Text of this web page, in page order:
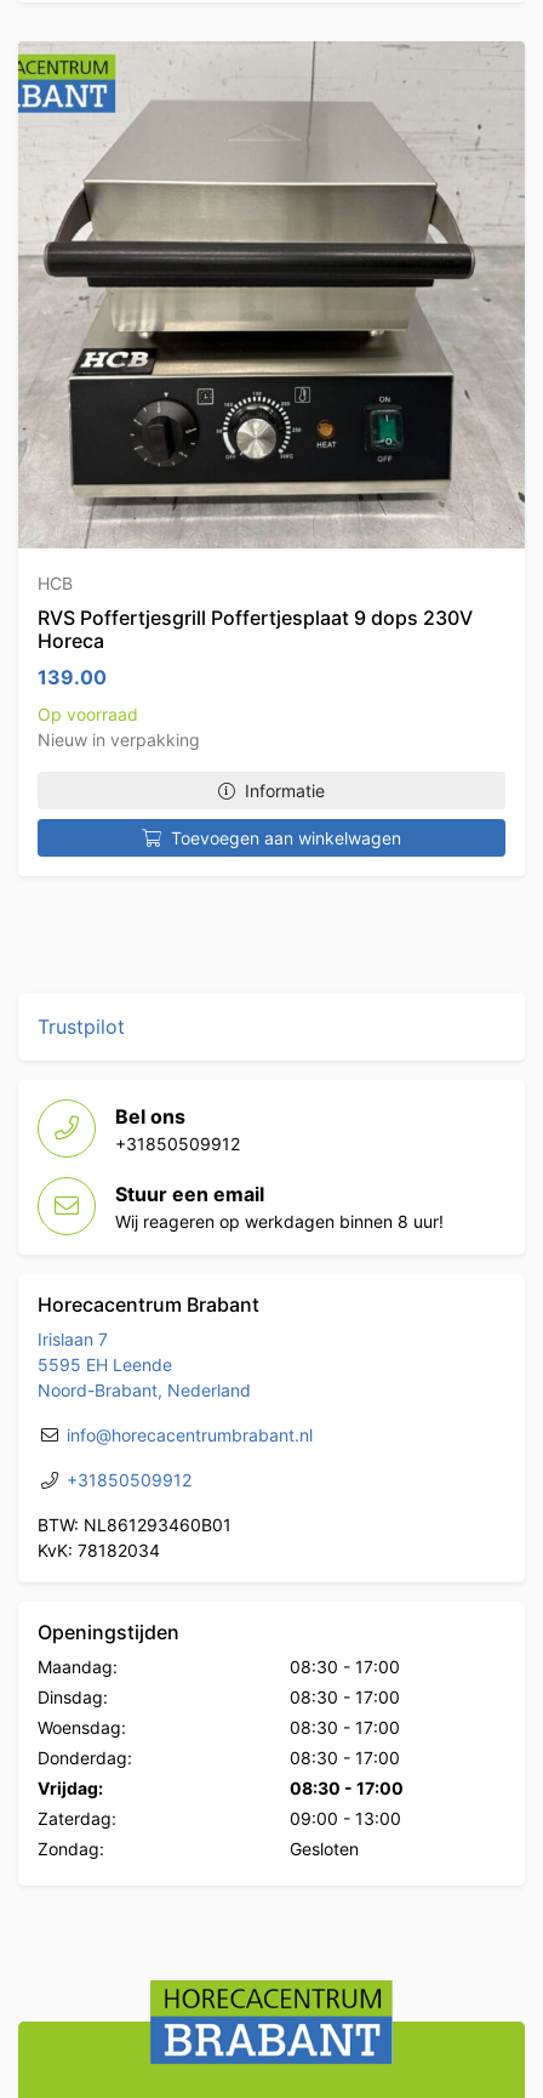
HCB
RVS Poffertjesgrill Poffertjesplaat 9 dops 230V
Horeca
139.00
Op voorraad
Nieuw in verpakking
Informatie
Toevoegen aan winkelwagen
Trustpilot
Bel ons
+31850509912
Stuur een email
Wij reageren op werkdagen binnen 8 uur!
Horecacentrum Brabant
Irislaan 7
5595 EH Leende
Noord-Brabant, Nederland
info@horecacentrumbrabant.nl
+31850509912
BTW: NL861293460B01
KvK: 78182034
Openingstijden
Maandag: 08:30 - 17:00
Dinsdag:
08:30 - 17:00
Woensdag:
08:30 - 17:00
Donderdag:
08:30 - 17:00
Vrijdag:
08:30 - 17:00
Zaterdag:
09:00 - 13:00
Zondag:
Gesloten